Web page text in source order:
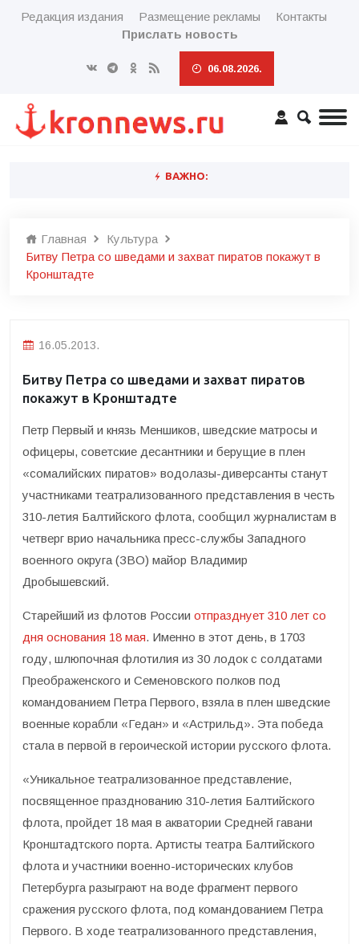
Редакция издания Размещение рекламы
Контакты
Прислать новость
06.08.2026.
ВАЖНО:
Главная
Культура
Битву Петра со шведами и захват пиратов покажут в
Кронштадте
16.05.2013.
Битву Петра со шведами и захват пиратов
покажут в Кронштадте
Петр Первый и князь Меншиков, шведские матросы и
офицеры, советские десантники и берущие в плен
«сомалийских пиратов» водолазы-диверсанты станут
участниками театрализованного представления в честь
310-летия Балтийского флота, сообщил журналистам в
четверг врио начальника пресс-службы Западного
военного округа (ЗВО) майор Владимир
Дробышевский.
Старейший из флотов России отпразднует 310 лет со
дня основания 18 мая. Именно в этот день, в 1703
году, шлюпочная флотилия из 30 лодок с солдатами
Преображенского и Семеновского полков под
командованием Петра Первого, взяла в плен шведские
военные корабли «Гедан» и «Астрильд». Эта победа
стала в первой в героической истории русского флота.
«Уникальное театрализованное представление,
посвященное празднованию 310-летия Балтийского
флота, пройдет 18 мая в акватории Средней гавани
Кронштадтского порта. Артисты театра Балтийского
флота и участники военно-исторических клубов
Петербурга разыграют на воде фрагмент первого
сражения русского флота, под командованием Петра
Первого. В ходе театрализованного представления,